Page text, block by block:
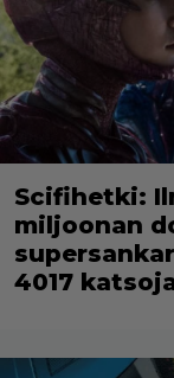
Scifihetki:
miljoonan
4017